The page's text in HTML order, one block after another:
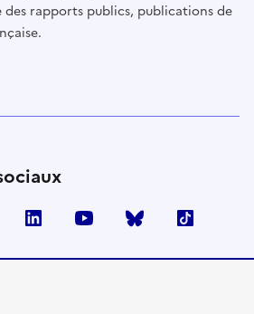
rapports publics, publications de
Twitter)
instagramlinkedin youtube Bluesky